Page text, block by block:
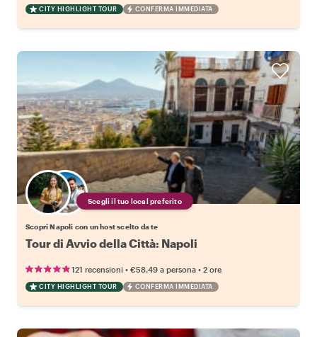
CITY HIGHLIGHT TOUR CONFERMA IMMEDIATA
Scegli il tuo local preferito
Scopri Napoli con un host scelto da te
Tour di Avvio della Città: Napoli
121 recensioni • €58.49 a persona • 2 ore
CITY HIGHLIGHT TOUR CONFERMA IMMEDIATA